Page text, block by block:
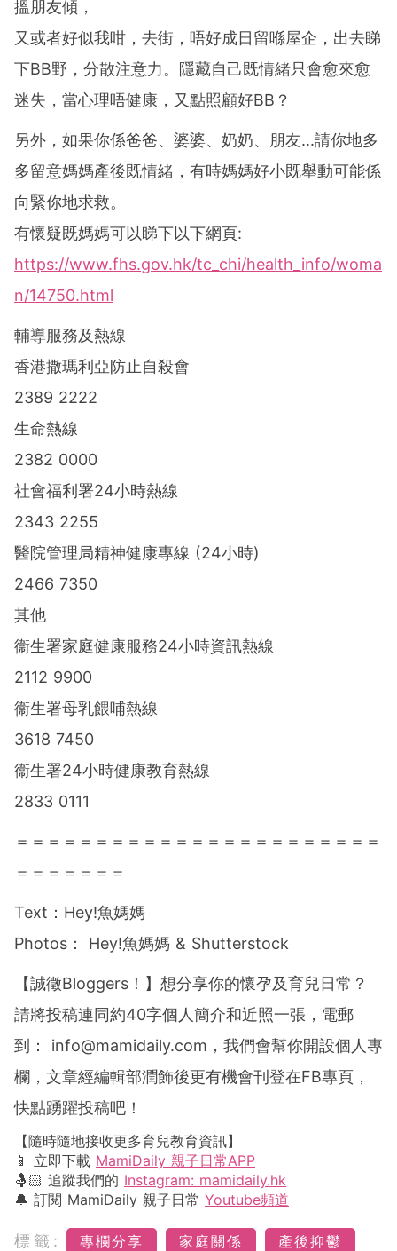
搵朋友傾，
又或者好似我咁，去街，唔好成日留喺屋企，出去睇
下BB野，分散注意力。隱藏自己既情緒只會愈來愈
迷失，當心理唔健康，又點照顧好BB？
另外，如果你係爸爸、婆婆、奶奶、朋友...請你地多
多留意媽媽產後既情緒，有時媽媽好小既舉動可能係
向緊你地求救。
有懷疑既媽媽可以睇下以下網頁:
https://www.fhs.gov.hk/tc_chi/health_info/woma
n/14750.html
輔導服務及熱線
香港撒瑪利亞防止自殺會
2389 2222
生命熱線
2382 0000
社會福利署24小時熱線
2343 2255
醫院管理局精神健康專線 (24小時)
2466 7350
其他
衞生署家庭健康服務24小時資訊熱線
2112 9900
衞生署母乳餵哺熱線
3618 7450
衞生署24小時健康教育熱線
2833 0111
＝＝＝＝＝＝＝＝＝＝＝＝＝＝＝＝＝＝＝＝＝＝＝
＝＝＝＝＝＝＝
Text：Hey!魚媽媽
Photos： Hey!魚媽媽 & Shutterstock
【誠徵Bloggers！】想分享你的懷孕及育兒日常？
請將投稿連同約40字個人簡介和近照一張，電郵
到： info@mamidaily.com ，我們會幫你開設個人專
欄，文章經編輯部潤飾後更有機會刊登在FB專頁，
快點踴躍投稿吧！
【隨時隨地接收更多育兒教育資訊】
📱 立即下載 MamiDaily 親子日常APP
🤱🏻 追蹤我們的 Instagram: mamidaily.hk
🔔 訂閱 MamiDaily 親子日常 Youtube頻道
標籤: 專欄分享 家庭關係
產後抑鬱